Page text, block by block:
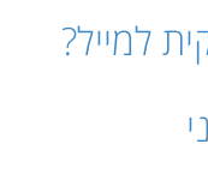
למייל?